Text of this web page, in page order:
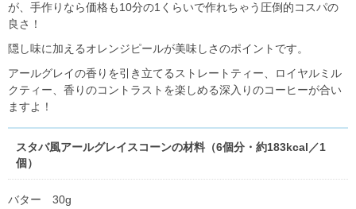
が、手作りなら価格も10分の1くらいで作れちゃう圧倒的コスパの
良さ！
隠し味に加えるオレンジピールが美味しさのポイントです。
アールグレイの香りを引き立てるストレートティー、ロイヤルミル
クティー、香りのコントラストを楽しめる深入りのコーヒーが合い
ますよ！
スタバ風アールグレイスコーンの材料（6個分・約183kcal／1
個）
バター 30g